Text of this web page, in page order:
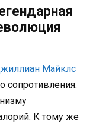
Майклс
сопротивления.
К тому же